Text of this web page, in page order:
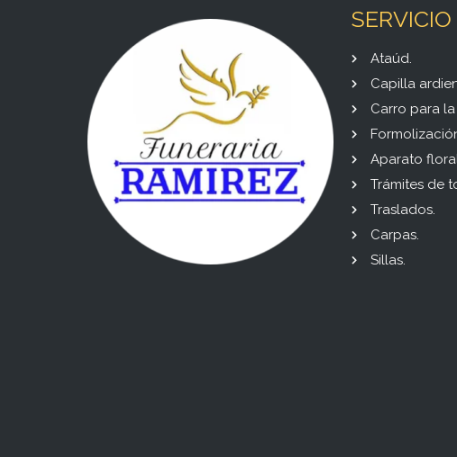
Ataúd.
Capilla
Carro para
Aparato
Trámites de
Traslados.
Carpas.
Sillas.